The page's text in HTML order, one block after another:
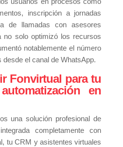
inscripción a jornadas
de llamadas con asesores
no solo optimizó los recursos
notablemente el número
el canal de WhatsApp.
Fonvirtual para tu
en
una solución profesional de
completamente con
tu CRM y asistentes virtuales